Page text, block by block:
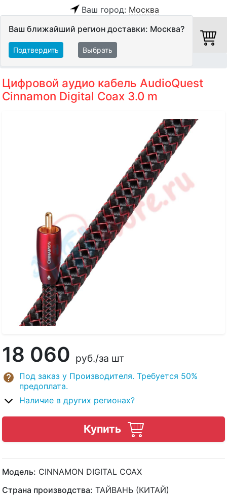
Ваш город: Москва
Ваш ближайший регион доставки: Москва?
Подтвердить Выбрать
Цифровой аудио кабель AudioQuest
Cinnamon Digital Coax 3.0 m
18 060 руб./за шт
Под заказ у Производителя. Требуется 50%
предоплата.
Наличие в других регионах?
Купить
Модель: CINNAMON DIGITAL COAX
Страна производства: ТАЙВАНЬ (КИТАЙ)